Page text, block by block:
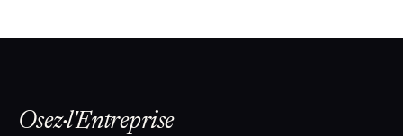
Osez·l'Entreprise